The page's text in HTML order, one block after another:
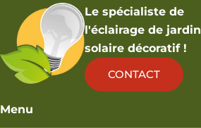
Le spécialiste de
l'éclairage de jardin
solaire décoratif !
CONTACT
Menu